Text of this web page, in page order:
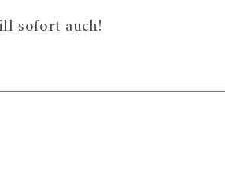
sofort auch!